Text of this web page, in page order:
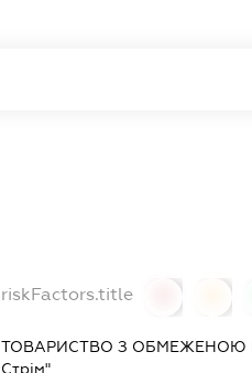
riskFactors.title
ТОВАРИСТВО З ОБМЕЖЕНОЮ
Стрім"